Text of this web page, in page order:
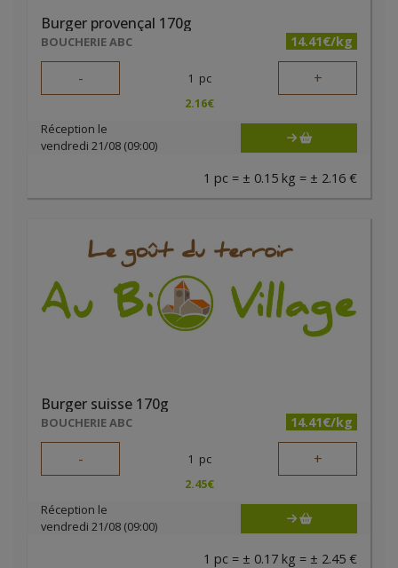
Burger provençal 170g
BOUCHERIE ABC 14.41€/kg
- 1 pc +
2.16€
Réception le
vendredi 21/08 (09:00)
1 pc = ± 0.15 kg = ± 2.16 €
Burger suisse 170g
BOUCHERIE ABC 14.41€/kg
- 1 pc +
2.45€
Réception le
vendredi 21/08 (09:00)
1 pc = ± 0.17 kg = ± 2.45 €